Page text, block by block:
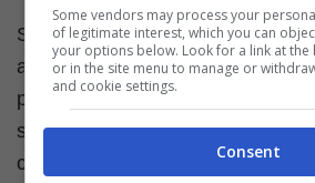
Solitamente chi dispone di un
a coltivare anche il prezzemolo.
prezzemolo è facilmente
supermercati, dove viene
circa
2,50 euro al chilo. In
Some vendors may process your
of legitimate interest, which you can
your options below. Look for a link at
or in the site menu to manage or
and cookie settings.
Consent